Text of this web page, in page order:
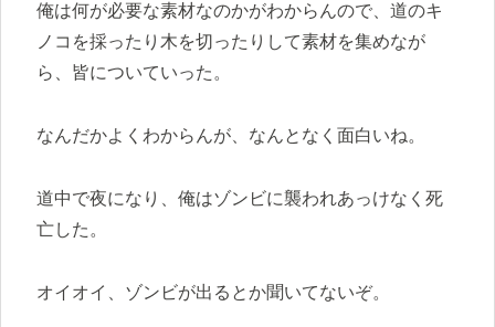
俺は何が必要な素材なのかがわからんので、道のキ
ノコを採ったり木を切ったりして素材を集めなが
ら、皆についていった。
なんだかよくわからんが、なんとなく面白いね。
道中で夜になり、俺はゾンビに襲われあっけなく死
亡した。
オイオイ、ゾンビが出るとか聞いてないぞ。